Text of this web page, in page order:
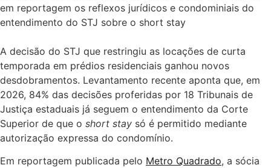
em reportagem os reflexos jurídicos e condominiais do
entendimento do STJ sobre o short stay
A decisão do STJ que restringiu as locações de curta
temporada em prédios residenciais ganhou novos
desdobramentos. Levantamento recente aponta que, em
2026, 84% das decisões proferidas por 18 Tribunais de
Justiça estaduais já seguem o entendimento da Corte
Superior de que o short stay só é permitido mediante
autorização expressa do condomínio.
Em reportagem publicada pelo Metro Quadrado, a sócia